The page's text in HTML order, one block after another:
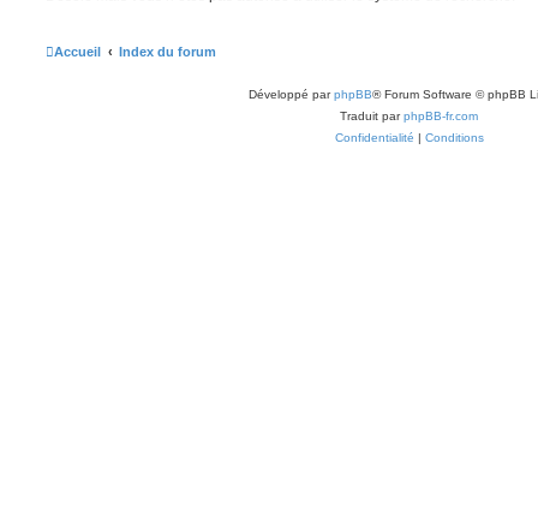
Accueil Index du forum
Développé parphpBB® Forum Software © phpBB
Traduit parphpBB-fr.com
Confidentialité | Conditions